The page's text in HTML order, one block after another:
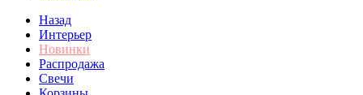
Назад
Интерьер
Новинки
Распродажа
Свечи